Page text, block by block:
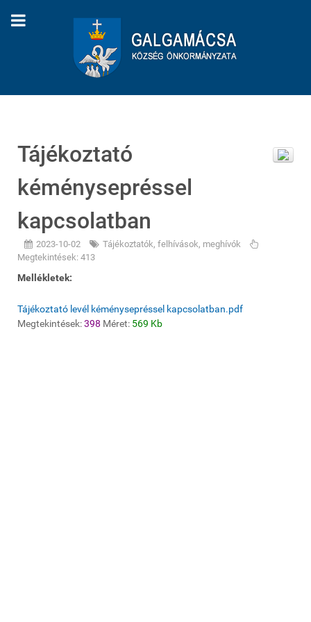
Tájékoztató
kéménysepréssel
kapcsolatban
2023-10-02
Tájékoztatók, felhívások, meghívók
Megtekintések: 413
Mellékletek:
Tájékoztató levél kéménysepréssel kapcsolatban.pdf
Megtekintések:398 Méret: 569 Kb